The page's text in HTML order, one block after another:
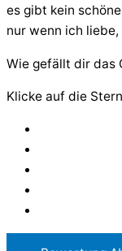
es gibt kein
nur wenn ich
Wie gefällt dir das
Klicke auf die